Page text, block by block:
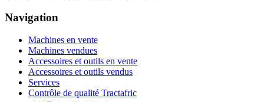
Navigation
Machines en vente
Machines vendues
Accessoires et outils en vente
Accessoires et outils vendus
Services
Contrôle de qualité Tractafric